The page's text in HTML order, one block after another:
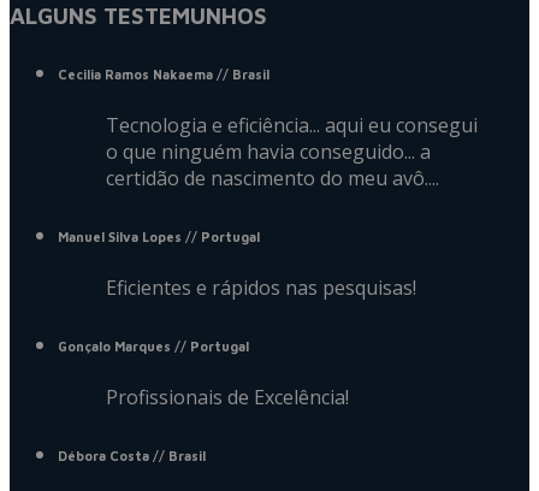
ALGUNS TESTEMUNHOS
Cecilia Ramos Nakaema // Brasil
Tecnologia e eficiência... aqui eu consegui
o que ninguém havia conseguido... a
certidão de nascimento do meu avô....
Manuel Silva Lopes // Portugal
Eficientes e rápidos nas pesquisas!
Gonçalo Marques // Portugal
Profissionais de Excelência!
Débora Costa // Brasil